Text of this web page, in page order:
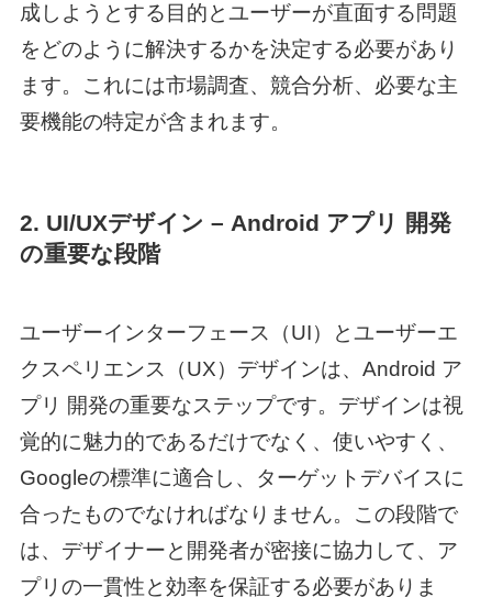
成しようとする目的とユーザーが直面する問題
をどのように解決するかを決定する必要があり
ます。これには市場調査、競合分析、必要な主
要機能の特定が含まれます。
2. UI/UXデザイン – Android アプリ 開発
の重要な段階
ユーザーインターフェース（UI）とユーザーエ
クスペリエンス（UX）デザインは、 Android ア
プリ 開発の重要なステップです。デザインは視
覚的に魅力的であるだけでなく、使いやすく、
Googleの標準に適合し、ターゲットデバイスに
合ったものでなければなりません。この段階で
は、デザイナーと開発者が密接に協力して、ア
プリの一貫性と効率を保証する必要がありま